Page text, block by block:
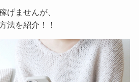
げませんが、
法を紹介！！